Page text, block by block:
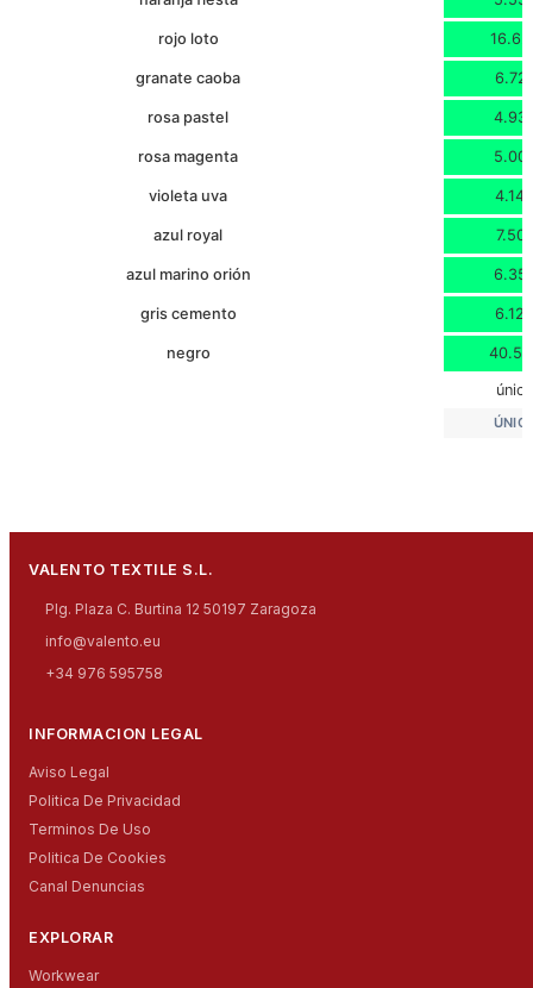
rojo loto
granate caoba
rosa pastel
rosa magenta
violeta uva
azul royal 7.501
azul marino orión
gris cemento
negro
única
VALENTO TEXTILE S.L.
Plg. Plaza C. Burtina 12 50197 Zaragoza
info@valento.eu
+34 976 595758
INFORMACION LEGAL
Aviso Legal
Politica De Privacidad
Terminos De Uso
Politica De Cookies
Canal Denuncias
EXPLORAR
Workwear